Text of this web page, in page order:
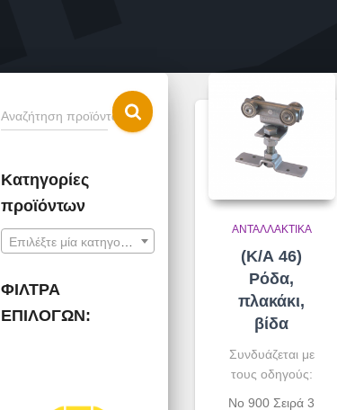
ν
ή
τ
η
γ
α
Αναζήτηση προϊόντων…
Κατηγορίες
προϊόντων
Επιλέξτε μία κατηγορία
ΦΙΛΤΡΑ
ΕΠΙΛΟΓΩΝ:
ΑΝΤΑΛΛΑΚΤΙΚΆ
(Κ/Α 46)
Ρόδα,
πλακάκι,
βίδα
Συνδυάζεται με
τους οδηγούς:
No 900 Σειρά 3